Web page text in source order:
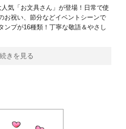
気「お文具さん」が登場！日常で使
お祝い、節分などイベントシーンで
ンプが16種類！丁寧な敬語＆やさし
続きを見る